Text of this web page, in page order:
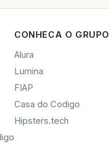
CONHECA O GRUPO
Alura
Lumina
FIAP
Casa do Codigo
Hipsters.tech